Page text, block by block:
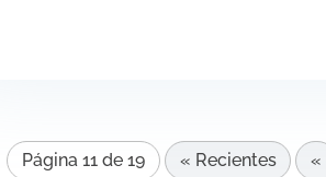
Página 11 de 19 « Recientes «